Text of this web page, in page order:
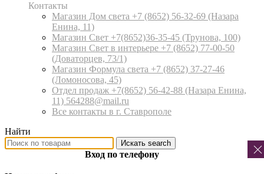
Контакты
Магазин Дом света +7 (8652) 56-32-69 (Назара
Енина, 11)
Магазин Свет +7(8652)36-35-45 (Трунова, 100)
Магазин Свет в интерьере +7 (8652) 77-00-50
(Доваторцев, 73/1)
Магазин Формула света +7 (8652) 37-27-46
(Ломоносова, 45)
Отдел продаж +7(8652) 56-42-88 (Назара Енина,
11) 564288@mail.ru
Все контакты в г. Ставрополе
Найти
Искать search
Вход по телефону